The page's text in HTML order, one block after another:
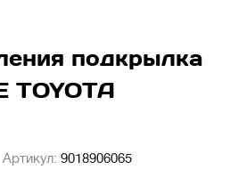
подкрылка
TOYOTA
Артикул: 9018906065